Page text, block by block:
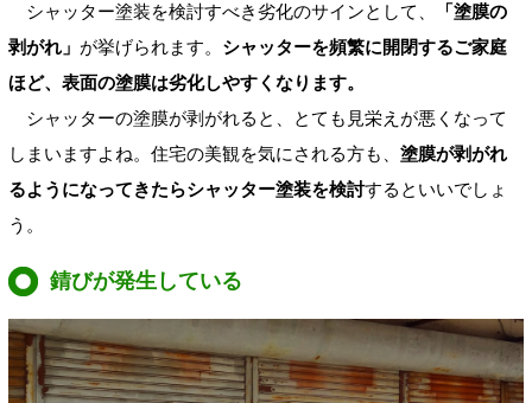
シャッター塗装を検討すべき劣化のサインとして、
「塗膜の
剥がれ」 が挙げられます。 シャッターを頻繁に開閉するご家庭
ほど、表面の塗膜は劣化しやすくなります。
シャッターの塗膜が剥がれると、とても見栄えが悪くなって
しまいますよね。住宅の美観を気にされる方も、 塗膜が剥がれ
るようになってきたらシャッター塗装を検討するといいでしょ
う。
錆びが発生している